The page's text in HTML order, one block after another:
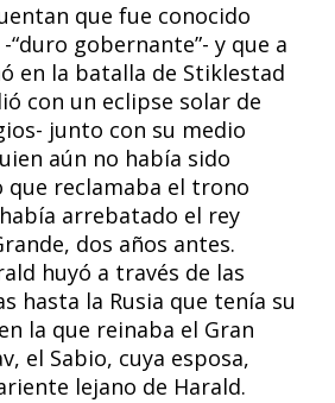
que fue conocido
-“duro gobernante”- y que a
en la batalla de Stiklestad
con un eclipse solar de
junto con su medio
aún no había sido
que reclamaba el trono
arrebatado el rey
dos años antes.
huyó a través de las
hasta la Rusia que tenía su
la que reinaba el Gran
el Sabio, cuya esposa,
lejano de Harald.